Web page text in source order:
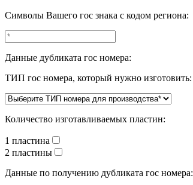
Символы Вашего гос знака с кодом региона:
Данные дубликата гос номера:
ТИП гос номера, который нужно изготовить:
Количество изготавливаемых пластин:
1 пластина
2 пластины
Данные по получению дубликата гос номера: